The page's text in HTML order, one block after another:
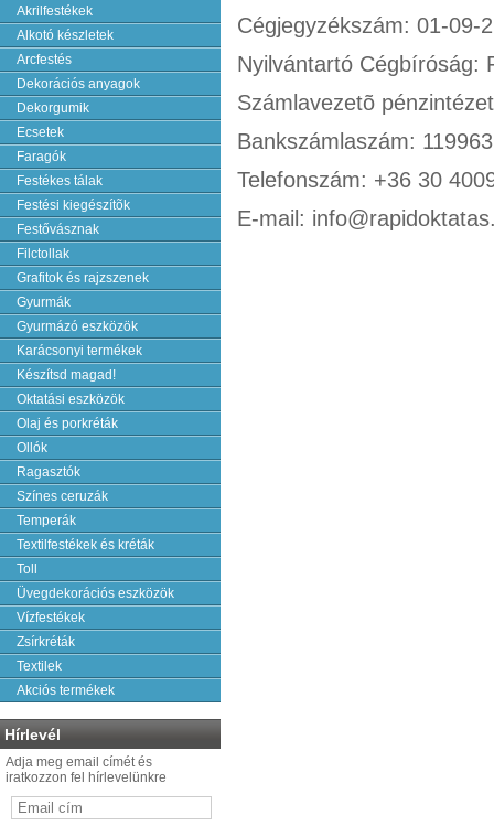
Akrilfestékek
Alkotó készletek
Arcfestés
Dekorációs anyagok
Dekorgumik
Ecsetek
Faragók
Festékes tálak
Festési kiegészítõk
Festővásznak
Filctollak
Grafitok és rajzszenek
Gyurmák
Gyurmázó eszközök
Karácsonyi termékek
Készítsd magad!
Oktatási eszközök
Olaj és porkréták
Ollók
Ragasztók
Színes ceruzák
Temperák
Textilfestékek és kréták
Toll
Üvegdekorációs eszközök
Vízfestékek
Zsírkréták
Textilek
Akciós termékek
Hírlevél
Adja meg email címét és
iratkozzon fel hírlevelünkre
Cégjegyzékszám: 01-09-
Nyilvántartó Cégbíróság:
Számlavezetõ
Bankszámlaszám:
Telefonszám: +36 30
E-mail: